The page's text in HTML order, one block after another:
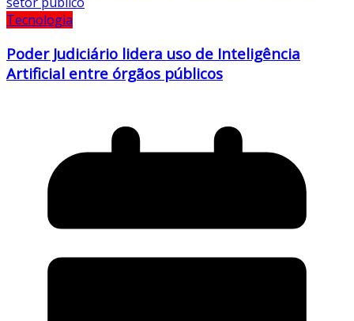
Tecnologia
Poder Judiciário lidera uso de Inteligência
Artificial entre órgãos públicos